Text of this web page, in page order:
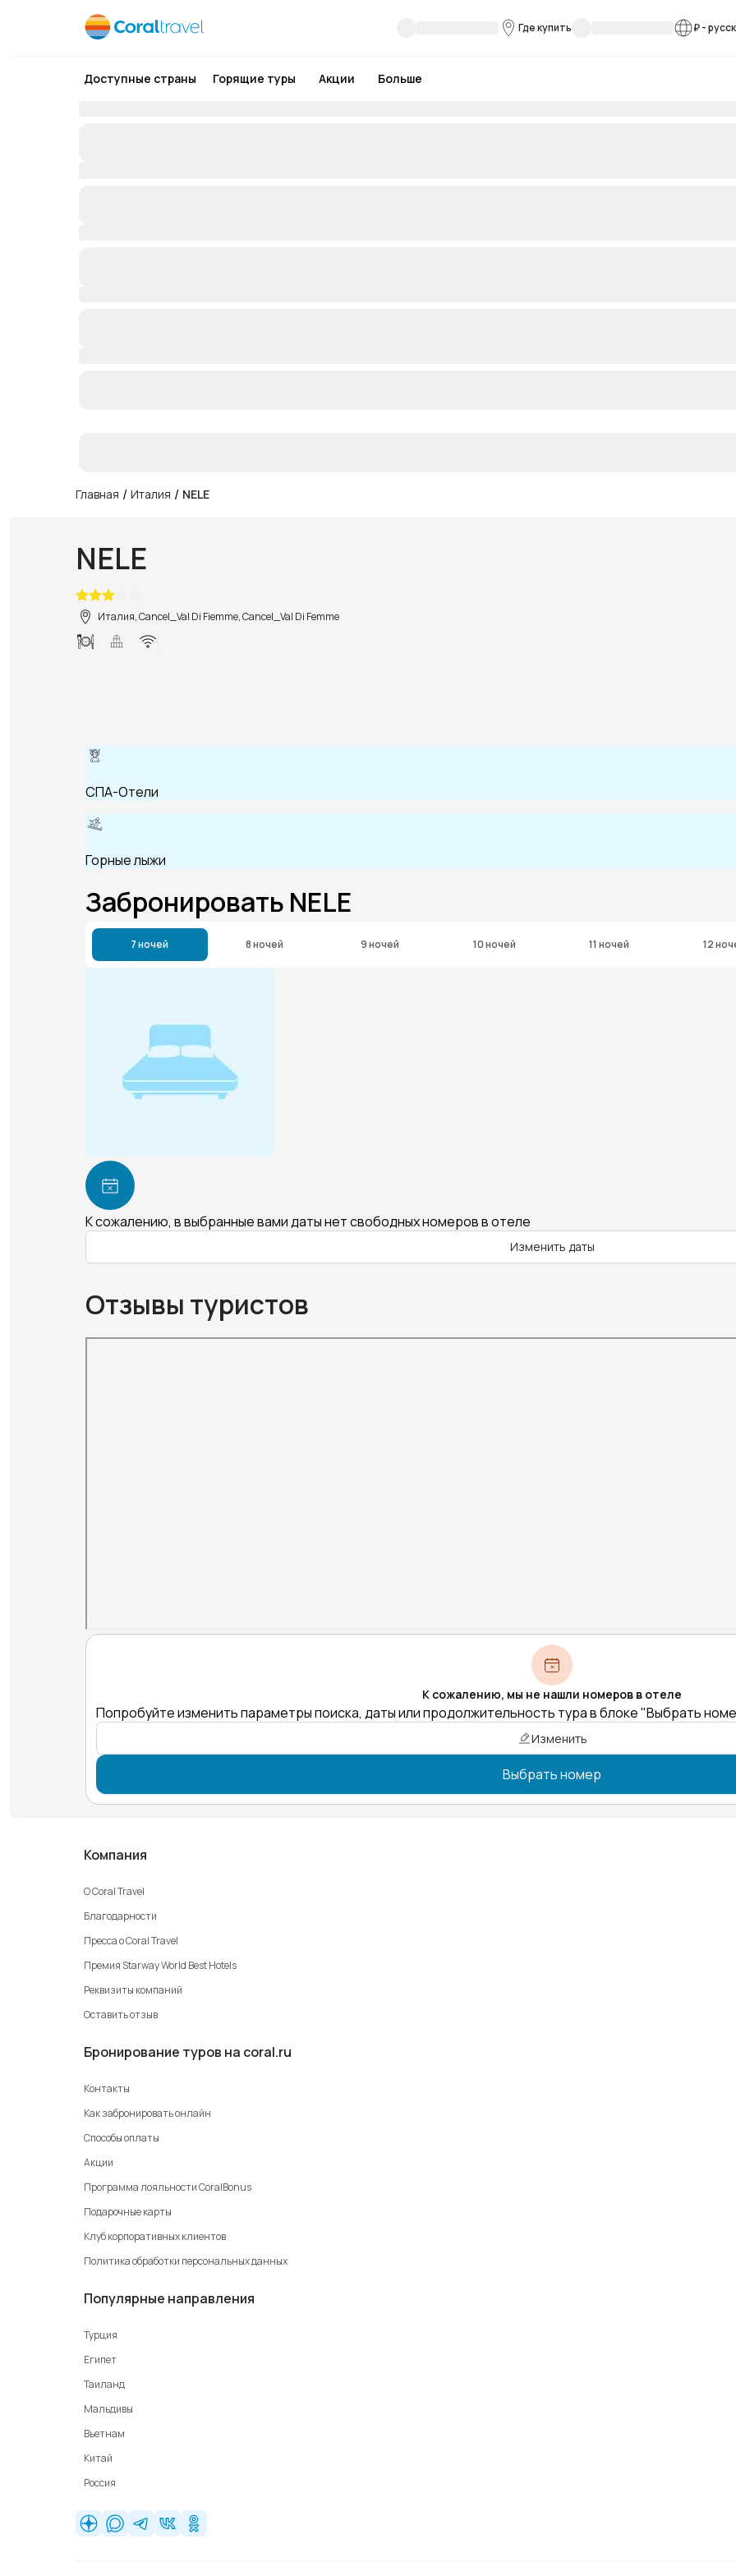
Где купить ₽-
Доступные страны Горящие туры Акции Больше
Главная / Италия / NELE
NELE
Италия, Cancel_Val Di Fiemme, Cancel_Val Di Femme
СПА-Отели
Горные лыжи
Забронировать NELE
7 ночей 8 ночей 9 ночей 10 ночей 11 ночей 12
К сожалению, в выбранные вами даты нет свободных номеров в отеле
Изменить даты
Отзывы туристов
К сожалению, мы не нашли номеров в отеле
Попробуйте изменить параметры поиска, даты или продолжительность тура в блоке "Выбрать
Изменить
Выбрать номер
Компания
О Coral Travel
Благодарности
Пресса о Coral Travel
Премия Starway World Best Hotels
Реквизиты компаний
Оставить отзыв
Бронирование туров на coral.ru
Контакты
Как забронировать онлайн
Способы оплаты
Акции
Программа лояльности CoralBonus
Подарочные карты
Клуб корпоративных клиентов
Политика обработки персональных данных
Популярные направления
Турция
Египет
Таиланд
Мальдивы
Вьетнам
Китай
Россия